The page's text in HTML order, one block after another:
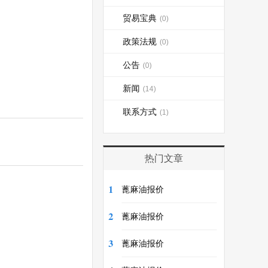
贸易宝典 (0)
政策法规 (0)
公告 (0)
新闻 (14)
联系方式 (1)
热门文章
1 蓖麻油报价
2 蓖麻油报价
3 蓖麻油报价